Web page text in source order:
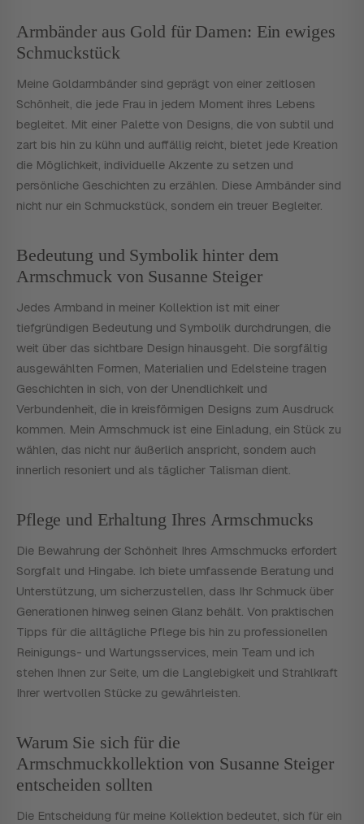
Armbänder aus Gold für Damen: Ein ewiges
Schmuckstück
Meine Goldarmbänder sind geprägt von einer zeitlosen
Schönheit, die jede Frau in jedem Moment ihres Lebens
begleitet. Mit einer Palette von Designs, die von subtil und
zart bis hin zu kühn und auffällig reicht, bietet jede Kreation
die Möglichkeit, individuelle Akzente zu setzen und
persönliche Geschichten zu erzählen. Diese Armbänder sind
nicht nur ein Schmuckstück, sondern ein treuer Begleiter.
Bedeutung und Symbolik hinter dem
Armschmuck von Susanne Steiger
Jedes Armband in meiner Kollektion ist mit einer
tiefgründigen Bedeutung und Symbolik durchdrungen, die
weit über das sichtbare Design hinausgeht. Die sorgfältig
ausgewählten Formen, Materialien und Edelsteine tragen
Geschichten in sich, von der Unendlichkeit und
Verbundenheit, die in kreisförmigen Designs zum Ausdruck
kommen. Mein Armschmuck ist eine Einladung, ein Stück zu
wählen, das nicht nur äußerlich anspricht, sondern auch
innerlich resoniert und als täglicher Talisman dient.
Pflege und Erhaltung Ihres Armschmucks
Die Bewahrung der Schönheit Ihres Armschmucks erfordert
Sorgfalt und Hingabe. Ich biete umfassende Beratung und
Unterstützung, um sicherzustellen, dass Ihr Schmuck über
Generationen hinweg seinen Glanz behält. Von praktischen
Tipps für die alltägliche Pflege bis hin zu professionellen
Reinigungs- und Wartungsservices, mein Team und ich
stehen Ihnen zur Seite, um die Langlebigkeit und Strahlkraft
Ihrer wertvollen Stücke zu gewährleisten.
Warum Sie sich für die
Armschmuckkollektion von Susanne Steiger
entscheiden sollten
Die Entscheidung für meine Kollektion bedeutet, sich für ein